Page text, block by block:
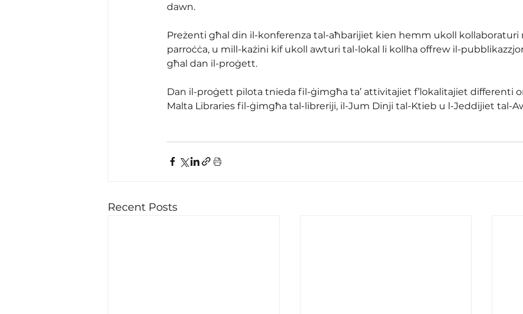
dawn.
Preżenti għal din il-konferenza tal-aħbarijiet kien hemm ukoll kollaboraturi
parroċċa, u mill-każini kif ukoll awturi tal-lokal li kollha offrew il-
għal dan il-proġett.
Dan il-proġett pilota tnieda fil-ġimgħa ta’ attivitajiet f’lokalitajiet differenti
Malta Libraries fil-ġimgħa tal-libreriji, il-Jum Dinji tal-Ktieb u l-Jeddijiet tal-
Recent Posts